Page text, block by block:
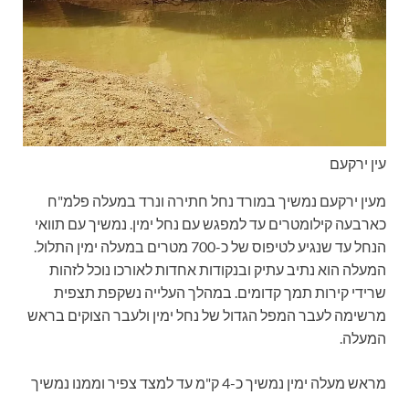
עין ירקעם
מעין ירקעם נמשיך במורד נחל חתירה ונרד במעלה פלמ"ח
כארבעה קילומטרים עד למפגש עם נחל ימין. נמשיך עם תוואי
הנחל עד שנגיע לטיפוס של כ-700 מטרים במעלה ימין התלול.
המעלה הוא נתיב עתיק ובנקודות אחדות לאורכו נוכל לזהות
שרידי קירות תמך קדומים. במהלך העלייה נשקפת תצפית
מרשימה לעבר המפל הגדול של נחל ימין ולעבר הצוקים בראש
המעלה.
מראש מעלה ימין נמשיך כ-4 ק"מ עד למצד צפיר וממנו נמשיך